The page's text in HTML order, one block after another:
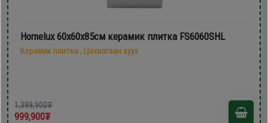
Homelux 60х60х85см керамик плитка FS6060SHL
Керамик плитка , Цахилгаан зуух
1,399,900₮
999,900₮